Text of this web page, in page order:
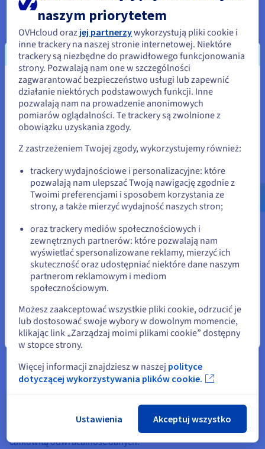
obciążenia usług wykonywanych na węźle.
Dzięki tym komponentom Kubernetes oferuje wydajny i
efektywny system orkiestracji klastrów.
Instalacja Kubernetesa z
OVHcloud
OVHcloud wdraża, hostuje i utrzymuje wszystkie komponenty
Twojej architektury Kubernetes. Nasi eksperci wykonują
operacje na komponentach głównych, ale także na
komponentach zainstalowanych na Twoich węzłach, aby
zapobiec błędom i zapewnić bezpieczeństwo architektury. W
usłudze zawarta jest ochrona Anty-DDoS.
Naszym celem jest, abyś mógł skupić się na rozwoju i
obsłudze Twoich aplikacji oraz skonteneryzowanych warstw
oprogramowania.
Load Balancer od OVHcloud rozdziela ruch na wiele
węzłów i pozwala uzyskać wysoką wydajność architektury
Kubernetes. Możesz zaprogramować automatyczne
skalowanie podów w oparciu o bieżący stan wykorzystania
Twoich aplikacji. W razie potrzeby określ limity wydajności
obliczeniowe klastra mogą być dynamicznie dopasowywane.
OVHcloud, bazując na programie zgodności CNCF, gwarantuje
całkowitą odwracalność danych.
Wydaje się, że znajdujesz się w
Stany Zjednoczone
Jeśli chcesz złożyć zamówienie w Stany Zjednoczone, wyszukaj
Go to Stany Zjednoczone website
us.ovhcloud.com/
Angielski USD - $
lub
Pozostań na bieżącej stronie
Wybierz inną stronę
Zamknij
naszym priorytetem
OVHcloud oraz jej partnerzywykorzystują pliki cookie i
inne trackery na naszej stronie internetowej. Niektóre
trackery są niezbędne do prawidłowego funkcjonowania
strony. Pozwalają nam one w szczególności
zagwarantować bezpieczeństwo usługi lub zapewnić
działanie niektórych podstawowych funkcji. Inne
pozwalają nam na prowadzenie anonimowych
pomiarów oglądalności. Te trackery są zwolnione z
obowiązku uzyskania zgody.
Z zastrzeżeniem Twojej zgody, wykorzystujemy również:
trackery wydajnościowe i personalizacyjne: które
pozwalają nam ulepszać Twoją nawigację zgodnie z
Twoimi preferencjami i sposobem korzystania ze
strony, a także mierzyć wydajność naszych stron;
oraz trackery mediów społecznościowych i
zewnętrznych partnerów: które pozwalają nam
wyświetlać spersonalizowane reklamy, mierzyć ich
skuteczność oraz udostępniać niektóre dane naszym
partnerom reklamowym i mediom
społecznościowym.
Możesz zaakceptować wszystkie pliki cookie, odrzucić je
lub dostosować swoje wybory w dowolnym momencie,
klikając link „Zarządzaj moimi plikami cookie” dostępny
w stopce strony.
Więcej informacji znajdziesz w naszej polityce
dotyczącej wykorzystywania plików cookie.
Ustawienia Akceptuj wszystko